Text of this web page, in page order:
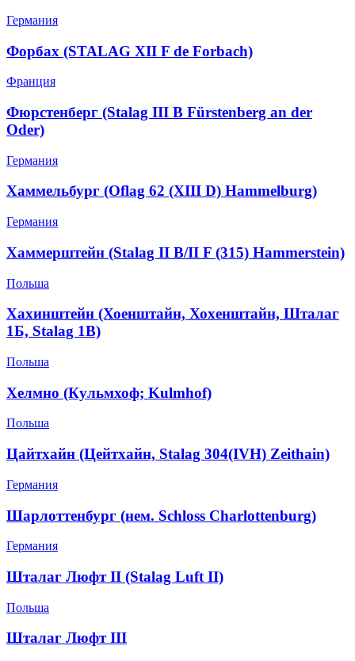
Германия
Форбах (STALAG XII F de Forbach)
Франция
Фюрстенберг (Stalag III B Fürstenberg an der
Oder)
Германия
Хаммельбург (Oflag 62 (XIII D) Hammelburg)
Германия
Хаммерштейн (Stalag II B/II F (315) Hammerstein)
Польша
Хахинштейн (Хоенштайн, Хохенштайн, Шталаг
1Б, Stalag 1В)
Польша
Хелмно (Кульмхоф; Kulmhof)
Польша
Цайтхайн (Цейтхайн, Stalag 304(IVH) Zeithain)
Германия
Шарлоттенбург (нем. Schloss Charlottenburg)
Германия
Шталаг Люфт II (Stalag Luft II)
Польша
Шталаг Люфт III